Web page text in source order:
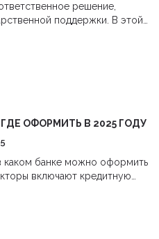
решение,
поддержки. В этой
помочь вам взять
учитывать перед
практические советы по
документов.
которые влияют на
ОФОРМИТЬ В 2025 ГОДУ
каком банке можно оформить
включают кредитную
также советы по подготовке
профиля.